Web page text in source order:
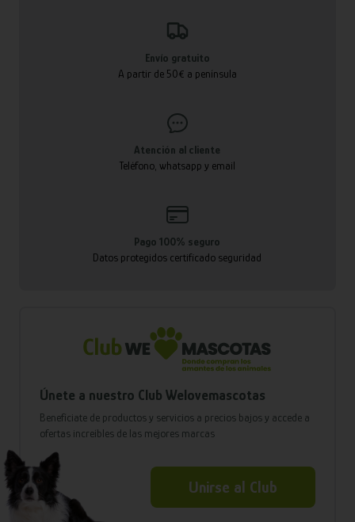
Envío gratuito
A partir de 50€ a península
Atención al cliente
Teléfono, whatsapp y email
Pago 100% seguro
Datos protegidos certificado seguridad
Únete a nuestro Club Welovemascotas
Benefíciate de productos y servicios a precios bajos y accede a
ofertas increíbles de las mejores marcas
Unirse al Club